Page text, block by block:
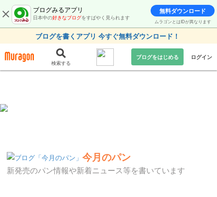
ブログみるアプリ
日本中の好きなブログをすばやく見られます
無料ダウンロード
ムラゴンとはIDが異なります
ブログを書くアプリ 今すぐ無料ダウンロード！
検索する
ブログをはじめる ログイン
今月のパン
新発売のパン情報や新着ニュース等を書いています